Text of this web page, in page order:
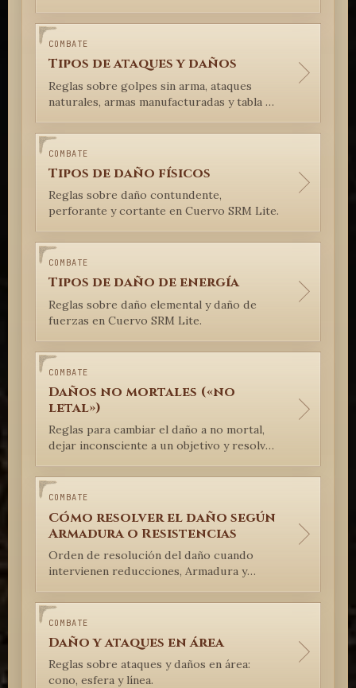
manifestaciones.
COMBATE
Tipos de ataques y daños
Reglas sobre golpes sin arma, ataques
naturales, armas manufacturadas y tabla de
Lite.
COMBATE
Tipos de daño físicos
Reglas sobre daño contundente,
perforante y cortante en Cuervo SRM Lite.
COMBATE
Tipos de daño de energía
Reglas sobre daño elemental y daño de
fuerzas en Cuervo SRM Lite.
COMBATE
Daños no mortales («no
letal»)
Reglas para cambiar el daño a no mortal,
dejar inconsciente a un objetivo y resolver
COMBATE
Cómo resolver el daño según
Armadura o Resistencias
Orden de resolución del daño cuando
intervienen reducciones, Armadura y
COMBATE
Daño y ataques en área
Reglas sobre ataques y daños en área:
cono, esfera y línea.